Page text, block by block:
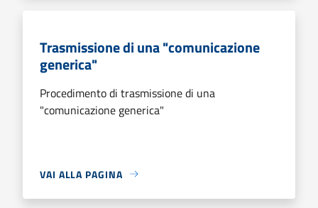
Trasmissione di una "comunicazione
generica"
Procedimento di trasmissione di una
"comunicazione generica"
VAI ALLA PAGINA